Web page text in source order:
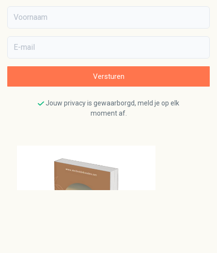
Voornaam
E-mail
Versturen
Jouw privacy is gewaarborgd, meld je op elk
moment af.